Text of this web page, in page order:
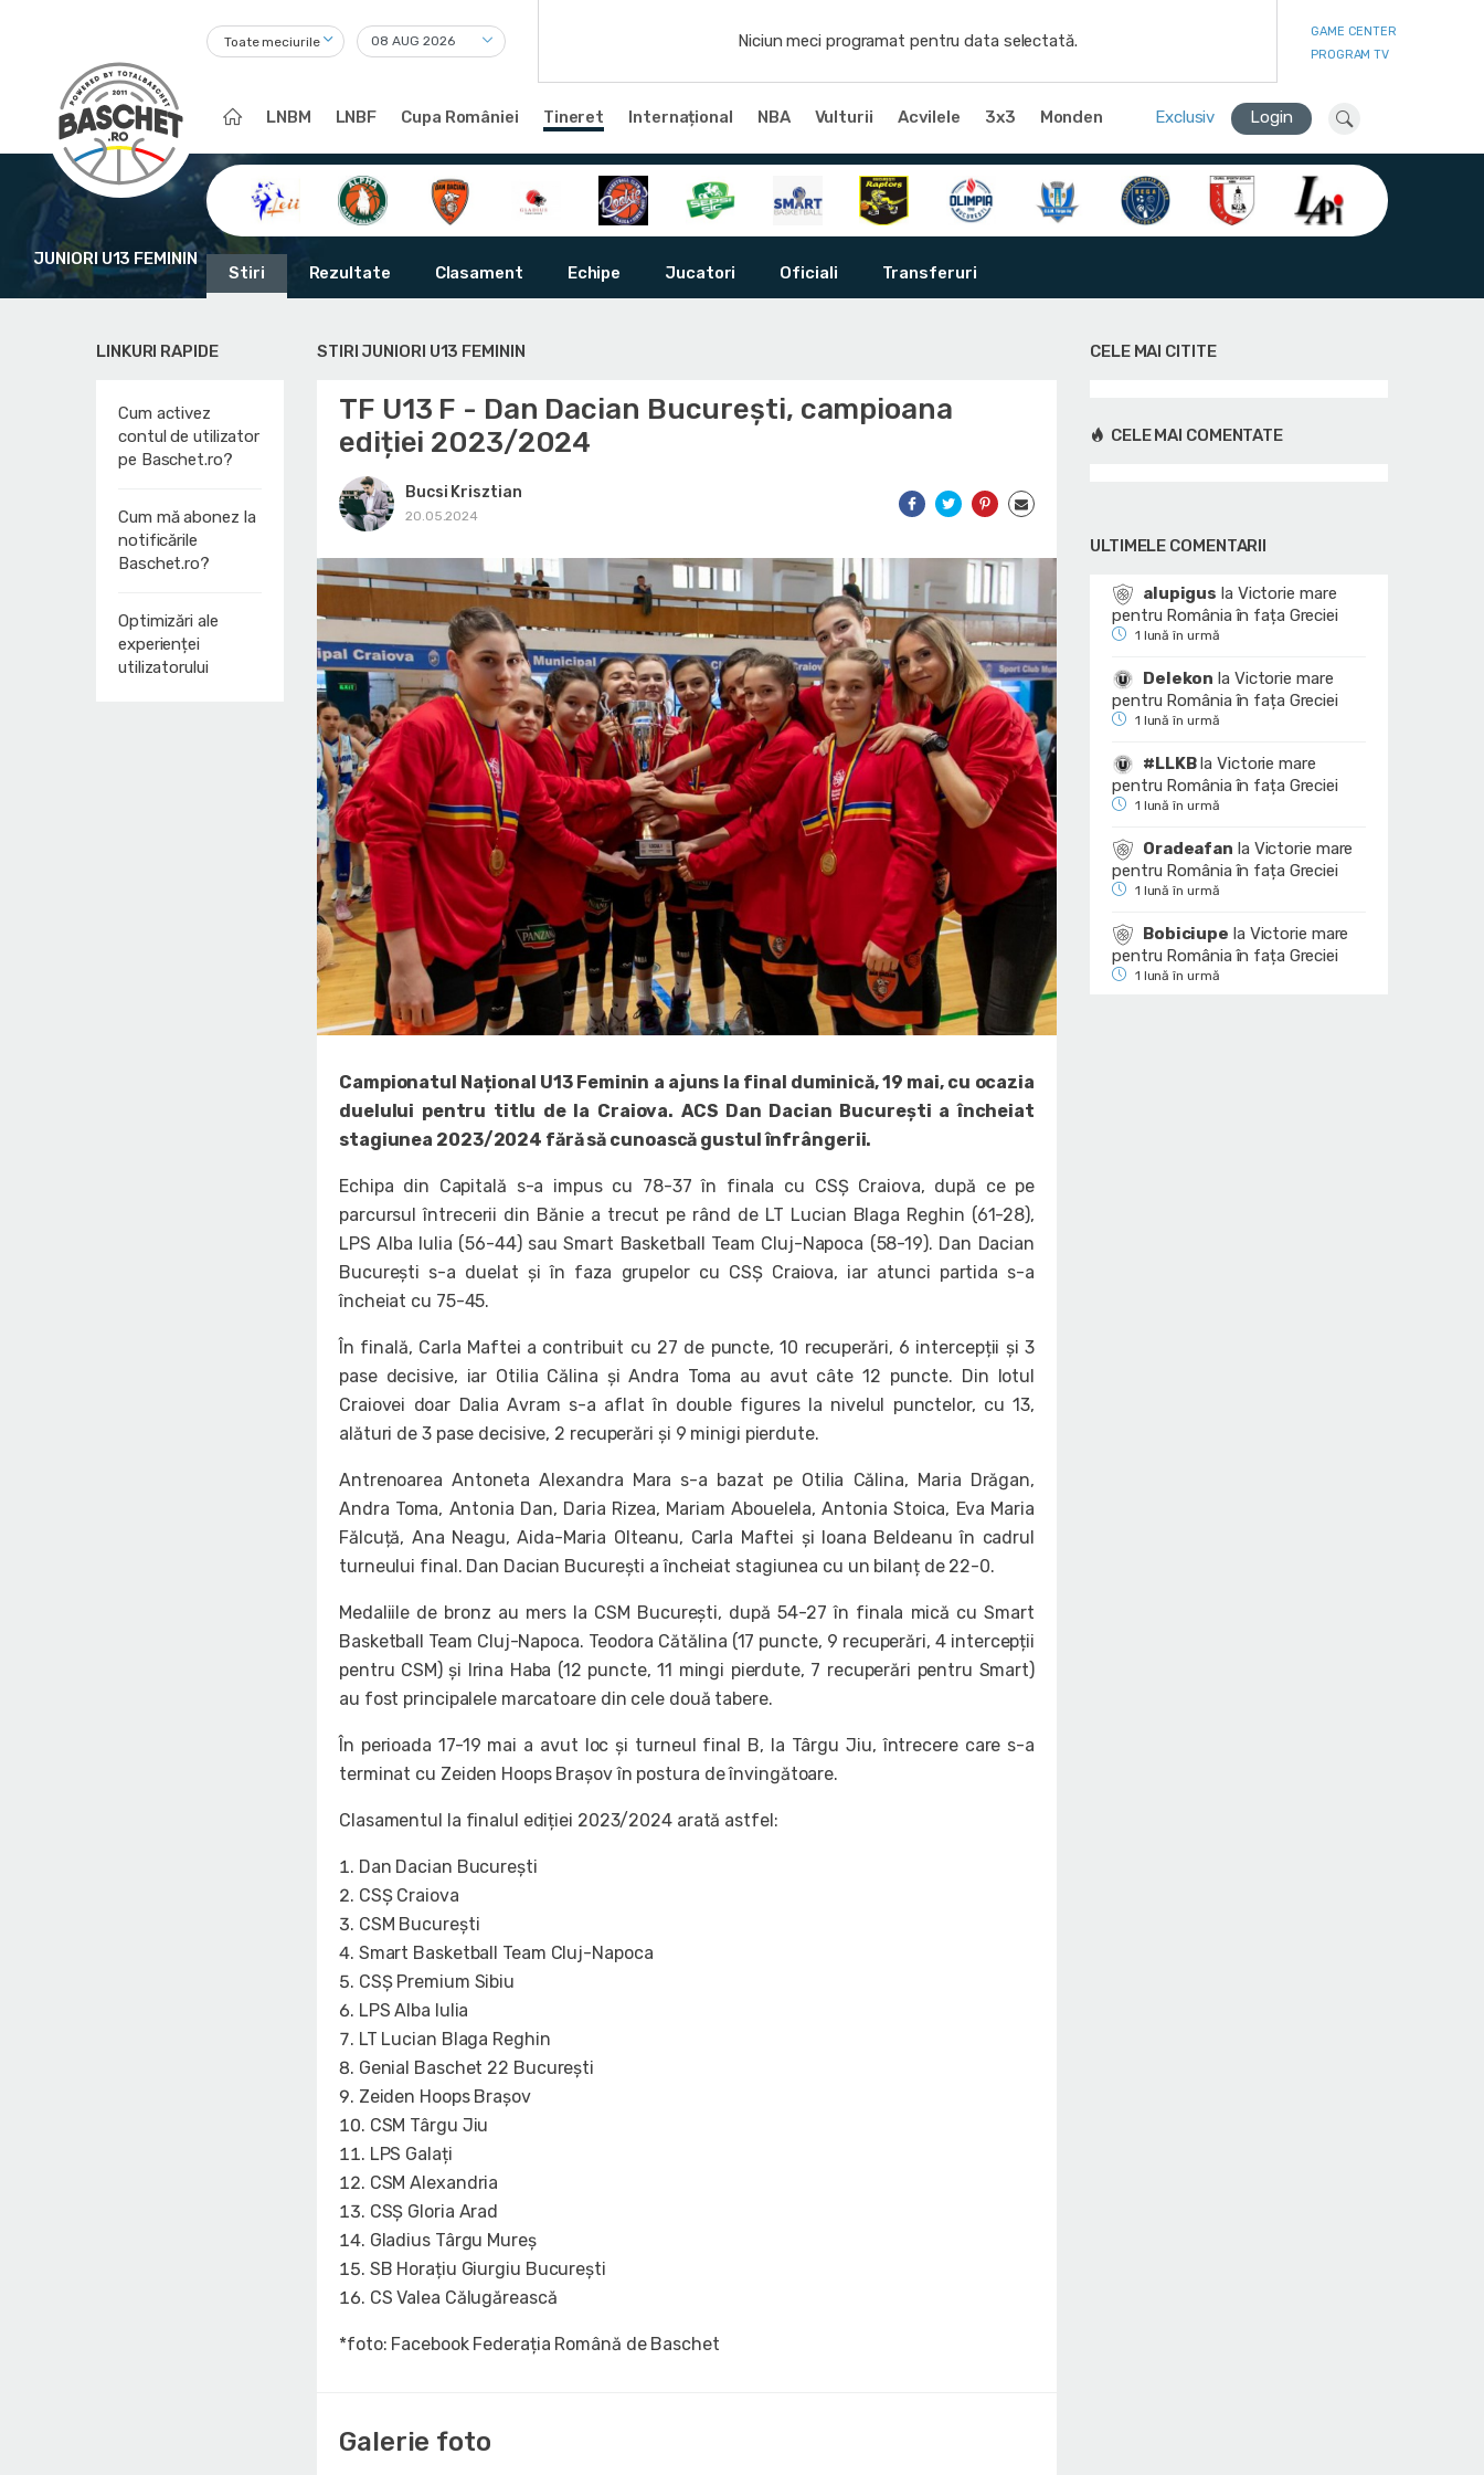
Toate meciurile Niciun meci programat pentru data selectată.
GAME CENTER
PROGRAM TV
LNBM LNBF Cupa României Tineret Internațional NBA Vulturii Acvilele 3x3 Monden Exclusiv Login
JUNIORI U13 FEMININ
Stiri Rezultate Clasament Echipe Jucatori Oficiali Transferuri
LINKURI RAPIDE
Cum activez
contul de utilizator
pe Baschet.ro?
Cum mă abonez la
notificările
Baschet.ro?
Optimizări ale
experienței
utilizatorului
STIRI JUNIORI U13 FEMININ
TF U13 F - Dan Dacian București, campioana
ediției 2023/2024
Bucsi Krisztian
20.05.2024
Campionatul Național U13 Feminin a ajuns la final duminică, 19 mai, cu ocazia
duelului pentru titlu de la Craiova. ACS Dan Dacian București a încheiat
stagiunea 2023/2024 fără să cunoască gustul înfrângerii.
Echipa din Capitală s-a impus cu 78-37 în finala cu CSȘ Craiova, după ce pe
parcursul întrecerii din Bănie a trecut pe rând de LT Lucian Blaga Reghin (61-28),
LPS Alba Iulia (56-44) sau Smart Basketball Team Cluj-Napoca (58-19). Dan Dacian
București s-a duelat și în faza grupelor cu CSȘ Craiova, iar atunci partida s-a
încheiat cu 75-45.
În finală, Carla Maftei a contribuit cu 27 de puncte, 10 recuperări, 6 intercepții și 3
pase decisive, iar Otilia Călina și Andra Toma au avut câte 12 puncte. Din lotul
Craiovei doar Dalia Avram s-a aflat în double figures la nivelul punctelor, cu 13,
alături de 3 pase decisive, 2 recuperări și 9 minigi pierdute.
Antrenoarea Antoneta Alexandra Mara s-a bazat pe Otilia Călina, Maria Drăgan,
Andra Toma, Antonia Dan, Daria Rizea, Mariam Abouelela, Antonia Stoica, Eva Maria
Fălcuță, Ana Neagu, Aida-Maria Olteanu, Carla Maftei și Ioana Beldeanu în cadrul
turneului final. Dan Dacian București a încheiat stagiunea cu un bilanț de 22-0.
Medaliile de bronz au mers la CSM București, după 54-27 în finala mică cu Smart
Basketball Team Cluj-Napoca. Teodora Cătălina (17 puncte, 9 recuperări, 4 intercepții
pentru CSM) și Irina Haba (12 puncte, 11 mingi pierdute, 7 recuperări pentru Smart)
au fost principalele marcatoare din cele două tabere.
În perioada 17-19 mai a avut loc și turneul final B, la Târgu Jiu, întrecere care s-a
terminat cu Zeiden Hoops Brașov în postura de învingătoare.
Clasamentul la finalul ediției 2023/2024 arată astfel:
Dan Dacian București
CSȘ Craiova
CSM București
Smart Basketball Team Cluj-Napoca
CSȘ Premium Sibiu
LPS Alba Iulia
LT Lucian Blaga Reghin
Genial Baschet 22 București
Zeiden Hoops Brașov
CSM Târgu Jiu
LPS Galați
CSM Alexandria
CSȘ Gloria Arad
Gladius Târgu Mureș
SB Horațiu Giurgiu București
CS Valea Călugărească
*foto: Facebook Federația Română de Baschet
Galerie foto
CELE MAI CITITE
CELE MAI COMENTATE
ULTIMELE COMENTARII
alupigus la Victorie mare
pentru România în fața Greciei
1 lună în urmă
Delekon la Victorie mare
pentru România în fața Greciei
1 lună în urmă
#LLKBlaVictorie mare
pentru România în fața Greciei
1 lună în urmă
Oradeafan la Victorie mare
pentru România în fața Greciei
1 lună în urmă
Bobiciupe la Victorie mare
pentru România în fața Greciei
1 lună în urmă